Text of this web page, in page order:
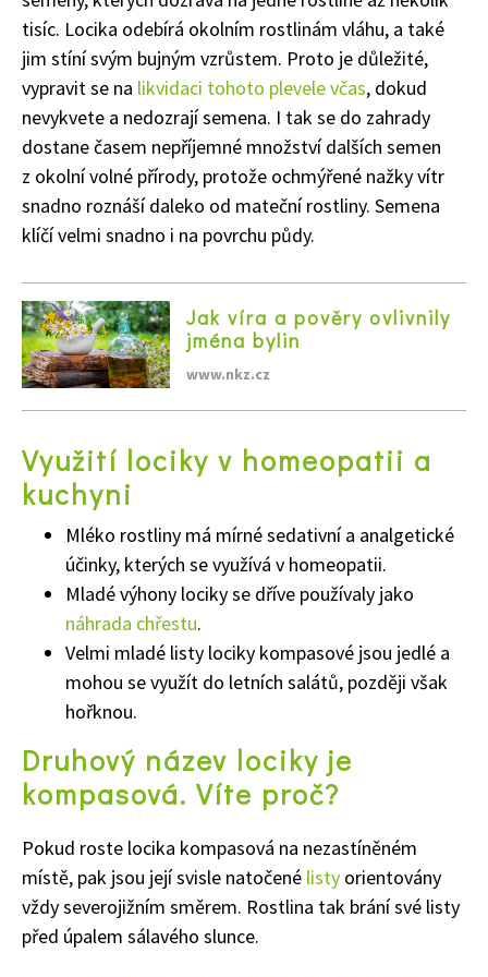
Naše krásná zahrada
Objednat >
Naše krásná zahrada Speciál
tisíc. Locika odebírá okolním rostlinám vláhu, a také
jim stíní svým bujným vzrůstem. Proto je důležité,
vypravit se na likvidaci tohoto plevele včas, dokud
nevykvete a nedozrají semena. I tak se do zahrady
dostane časem nepříjemné množství dalších semen
z okolní volné přírody, protože ochmýřené nažky vítr
snadno roznáší daleko od mateční rostliny. Semena
klíčí velmi snadno i na povrchu půdy.
Jak víra a pověry ovlivnily
jména bylin
www.nkz.cz
Využití lociky v homeopatii a
kuchyni
Mléko rostliny má mírné sedativní a analgetické
účinky, kterých se využívá v homeopatii.
Mladé výhony lociky se dříve používaly jako
náhrada chřestu.
Velmi mladé listy lociky kompasové jsou jedlé a
mohou se využít do letních salátů, později však
hořknou.
Druhový název lociky je
kompasová. Víte proč?
Pokud roste locika kompasová na nezastíněném
místě, pak jsou její svisle natočené listy orientovány
vždy severojižním směrem. Rostlina tak brání své listy
před úpalem sálavého slunce.